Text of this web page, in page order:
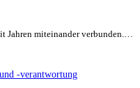
Jahren miteinander verbunden.…
-verantwortung